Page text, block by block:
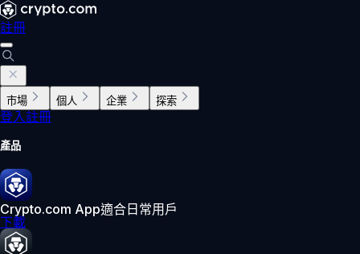
註冊
市場 個人 企業 探索
登入註冊
產品
Crypto.com App適合日常用戶
下載